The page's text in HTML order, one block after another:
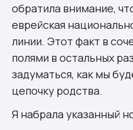
обратила внимание,
еврейская
линии. Этот факт в
полями в остальных
задуматься, как мы
цепочку родства.
Я набрала указанный